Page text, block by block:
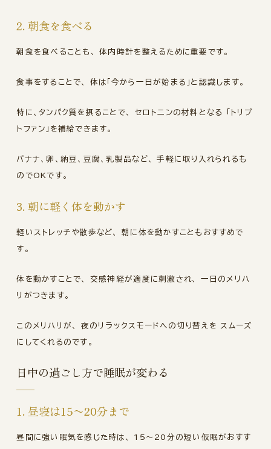
2. 朝食を食べる
朝食を食べることも、 体内時計を整えるために重要です。
食事をすることで、 体は「今から一日が始まる」と認識します。
特に、タンパク質を摂ることで、 セロトニンの材料となる 「トリプ
トファン」を補給できます。
バナナ、卵、納豆、豆腐、乳製品など、 手軽に取り入れられるも
のでOKです。
3. 朝に軽く体を動かす
軽いストレッチや散歩など、 朝に体を動かすこともおすすめで
す。
体を動かすことで、 交感神経が適度に刺激され、 一日のメリハ
リがつきます。
このメリハリが、 夜のリラックスモードへの切り替えを スムーズ
にしてくれるのです。
日中の過ごし方で睡眠が変わる
1. 昼寝は15〜20分まで
昼間に強い眠気を感じた時は、 15〜20分の短い仮眠がおすす